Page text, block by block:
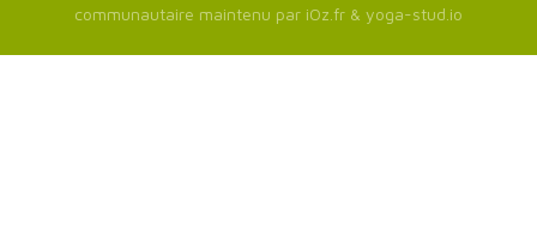
communautaire maintenu par iOz.fr & yoga-stud.io